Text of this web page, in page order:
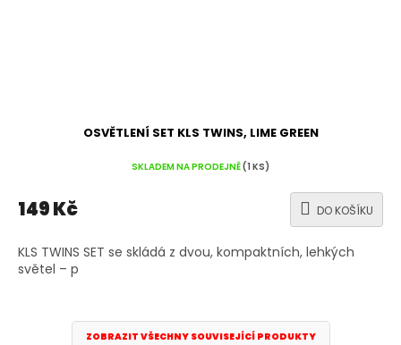
OSVĚTLENÍ SET KLS TWINS, LIME GREEN
SKLADEM NA PRODEJNĚ(1 KS)
149 Kč DO KOŠÍKU
KLS TWINS SET se skládá z dvou, kompaktních, lehkých
světel – p
ZOBRAZIT VŠECHNY SOUVISEJÍCÍ PRODUKTY